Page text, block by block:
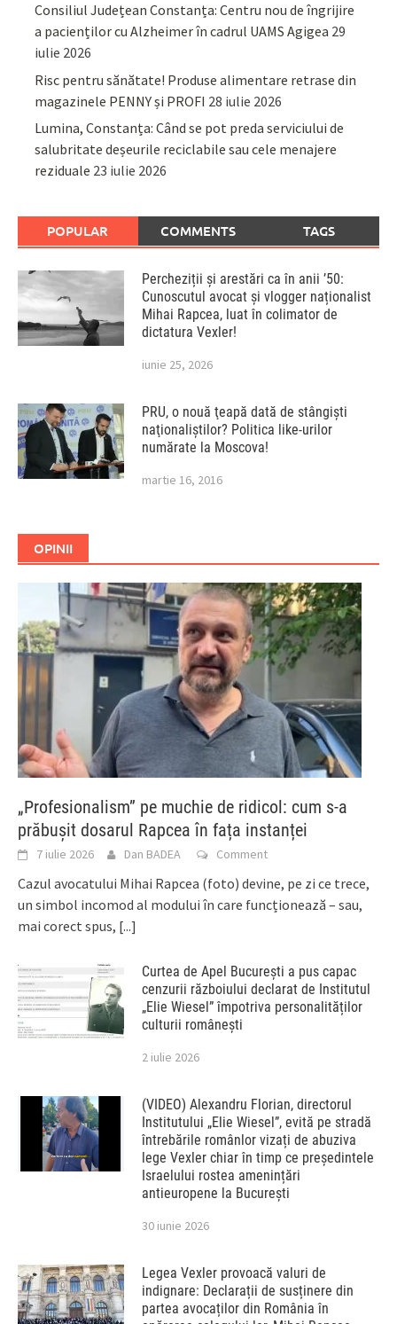
Consiliul Județean Constanța: Centru nou de îngrijire
a pacienților cu Alzheimer în cadrul UAMS Agigea 29
iulie 2026
Risc pentru sănătate! Produse alimentare retrase din
magazinele PENNY și PROFI 28 iulie 2026
Lumina, Constanța: Când se pot preda serviciului de
salubritate deșeurile reciclabile sau cele menajere
reziduale 23 iulie 2026
POPULAR COMMENTS TAGS
Percheziții și arestări ca în anii ’50:
Cunoscutul avocat și vlogger naționalist
Mihai Rapcea, luat în colimator de
dictatura Vexler!
iunie 25, 2026
PRU, o nouă ţeapă dată de stângişti
naţionaliştilor? Politica like-urilor
numărate la Moscova!
martie 16, 2016
OPINII
„Profesionalism” pe muchie de ridicol: cum s-a
prăbușit dosarul Rapcea în fața instanței
7 iulie 2026 Dan BADEA Comment
Cazul avocatului Mihai Rapcea (foto) devine, pe zi ce trece,
un simbol incomod al modului în care funcționează – sau,
mai corect spus, [...]
Curtea de Apel București a pus capac
cenzurii războiului declarat de Institutul
„Elie Wiesel” împotriva personalităților
culturii românești
2 iulie 2026
(VIDEO) Alexandru Florian, directorul
Institutului „Elie Wiesel”, evită pe stradă
întrebările românlor vizați de abuziva
lege Vexler chiar în timp ce președintele
Israelului rostea amenințări
antieuropene la București
30 iunie 2026
Legea Vexler provoacă valuri de
indignare: Declarații de susținere din
partea avocaților din România în